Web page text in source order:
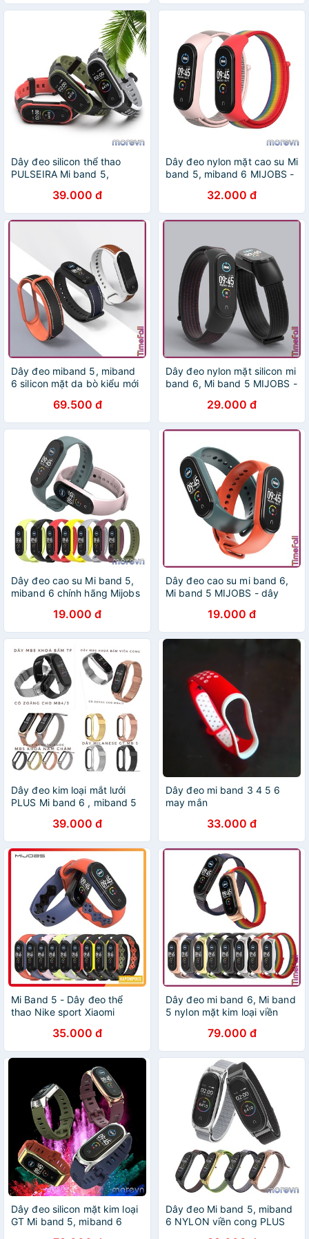
Dây đeo silicon thể thao
PULSEIRA Mi band 5,
- dây đeo thay thế mi band
6, miband 5 PULSEIRA
39.000 đ
Dây đeo nylon mặt cao su Mi
band 5, miband 6 MIJOBS -
miband 5 nylon/silicon
MIJOBS
32.000 đ
Dây đeo miband 5, miband
6 silicon mặt da bò kiểu mới
mi band 5, mi band 6
MIJOBS
69.500 đ
Dây đeo nylon mặt silicon mi
band 6, Mi band 5 MIJOBS -
miband 6 nylon chính hãng
MIJOBS
29.000 đ
Dây đeo cao su Mi band 5,
miband 6 chính hãng Mijobs
band 6, miband 5 (Mijobs)
19.000 đ
Dây đeo cao su mi band 6,
Mi band 5 MIJOBS - dây
miband 6 cao su chính hãng
MIJOBS
19.000 đ
Dây đeo kim loại mắt lưới
PLUS Mi band 6 , miband 5
mesh thay thế mi band 6, Mi
band 5 kim loại
39.000 đ
Dây đeo mi band 3 4 5 6
may mắn
33.000 đ
Mi Band 5 - Dây đeo thể
thao Nike sport Xiaomi
35.000 đ
Dây đeo mi band 6, Mi band
5 nylon mặt kim loại viền
thay thế miband 5, miband
6 nylon
79.000 đ
Dây đeo silicon mặt kim loại
GT Mi band 5, miband 6
Dây đeo Mi band 5, miband
6 NYLON viền cong PLUS